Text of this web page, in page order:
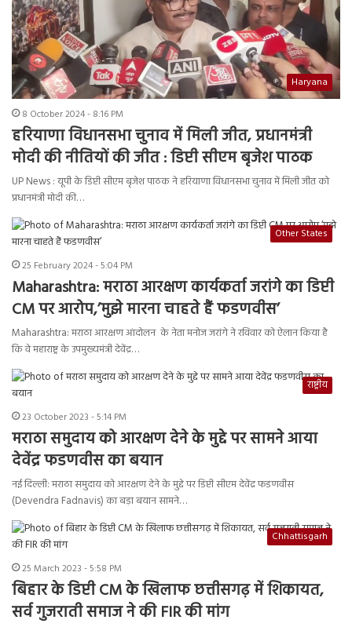
Haryana
8 October 2024 - 8:16 PM
हरियाणा विधानसभा चुनाव में मिली जीत, प्रधानमंत्री
मोदी की नीतियों की जीत : डिप्टी सीएम बृजेश पाठक
UP News : यूपी के डिप्टी सीएम बृजेश पाठक ने हरियाणा विधानसभा चुनाव में मिली जीत को
प्रधानमंत्री मोदी की…
Other States
25 February 2024 - 5:04 PM
Maharashtra: मराठा आरक्षण कार्यकर्ता जरांगे का डिप्टी
CM पर आरोप,’मुझे मारना चाहते हैं फडणवीस’
Maharashtra: मराठा आरक्षण आंदोलन के नेता मनोज जरांगे ने रविवार को ऐलान किया है
कि वे महाराष्ट्र के उपमुख्यमंत्री देवेंद्र…
राष्ट्रीय
23 October 2023 - 5:14 PM
मराठा समुदाय को आरक्षण देने के मुद्दे पर सामने आया
देवेंद्र फडणवीस का बयान
नई दिल्ली: मराठा समुदाय को आरक्षण देने के मुद्दे पर डिप्टी सीएम देवेंद्र फडणवीस
(Devendra Fadnavis) का बड़ा बयान सामने…
Chhattisgarh
25 March 2023 - 5:58 PM
बिहार के डिप्टी CMके खिलाफ छत्तीसगढ़ में शिकायत,
सर्व गुजराती समाज ने की FIRकी मांग